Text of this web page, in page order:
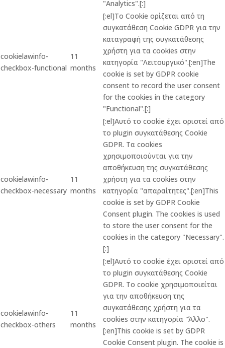
"Analytics".[:]
cookielawinfo-
checkbox-functional
11
months
[:el]Το Cookie ορίζεται από τη
συγκατάθεση Cookie GDPR για την
καταγραφή της συγκατάθεσης
χρήστη για τα cookies στην
κατηγορία "Λειτουργικό".[:en]The
cookie is set by GDPR cookie
consent to record the user consent
for the cookies in the category
"Functional".[:]
cookielawinfo-
checkbox-necessary
11
months
[:el]Αυτό το cookie έχει οριστεί από
το plugin συγκατάθεσης Cookie
GDPR. Τα cookies
χρησιμοποιούνται για την
αποθήκευση της συγκατάθεσης
χρήστη για τα cookies στην
κατηγορία "απαραίτητες".[:en]This
cookie is set by GDPR Cookie
Consent plugin. The cookies is used
to store the user consent for the
cookies in the category "Necessary".
[:]
cookielawinfo-
checkbox-others
11
months
[:el]Αυτό το cookie έχει οριστεί από
το plugin συγκατάθεσης Cookie
GDPR. Το cookie χρησιμοποιείται
για την αποθήκευση της
συγκατάθεσης χρήστη για τα
cookies στην κατηγορία "Άλλο".
[:en]This cookie is set by GDPR
Cookie Consent plugin. The cookie is